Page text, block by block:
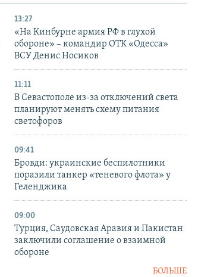
13:27
«На Кинбурне армия РФ в глухой
обороне» – командир ОТК «Одесса»
ВСУ Денис Носиков
11:11
В Севастополе из-за отключений света
планируют менять схему питания
светофоров
09:41
Бровди: украинские беспилотники
поразили танкер «теневого флота» у
Геленджика
09:00
Турция, Саудовская Аравия и Пакистан
заключили соглашение о взаимной
обороне
БОЛЬШЕ